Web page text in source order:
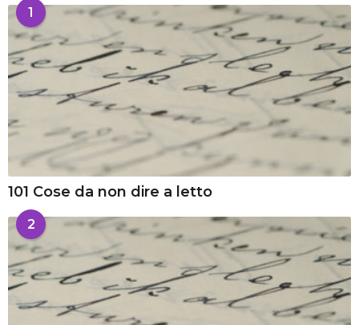
1
101 Cose da non dire a letto
2